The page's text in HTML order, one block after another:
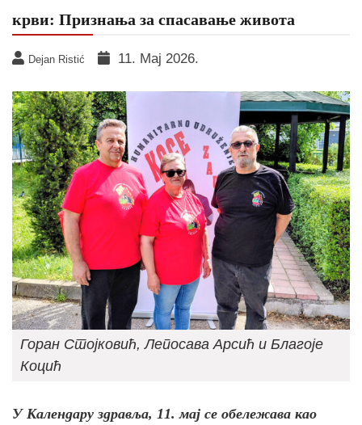
крви: Признања за спасавање живота
Dejan Ristić 11. Мај 2026.
Горан Стојковић, Лепосава Арсић и Благоје
Коцић
У Календару здравља, 11. мај се обележава као